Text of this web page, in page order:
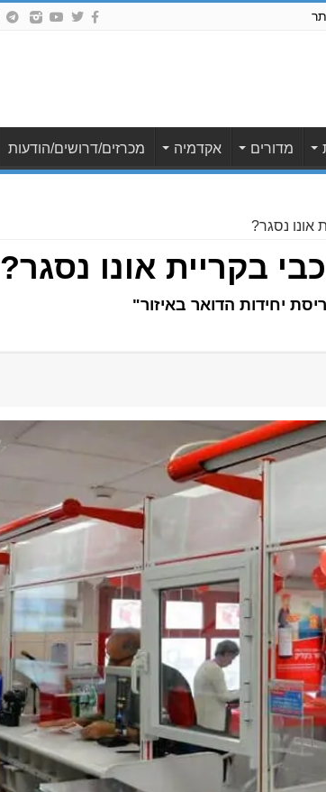
מדורים אקדמיה מכרזים/דרושים/הודעות
אונו נסגר?
בקריית אונו נסגר?
יחידות הדואר באיזור"